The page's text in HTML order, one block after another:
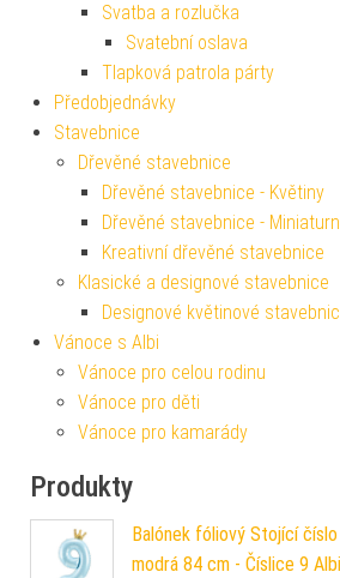
Svatba a rozlučka
Svatební oslava
Tlapková patrola párty
Předobjednávky
Stavebnice
Dřevěné stavebnice
Dřevěné stavebnice - Květiny
Dřevěné stavebnice -
Kreativní dřevěné stavebnice
Klasické a designové stavebnice
Designové květinové
Vánoce s Albi
Vánoce pro celou rodinu
Vánoce pro děti
Vánoce pro kamarády
Produkty
Balónek fóliový Stojící
modrá 84 cm - Číslice 9 Albi